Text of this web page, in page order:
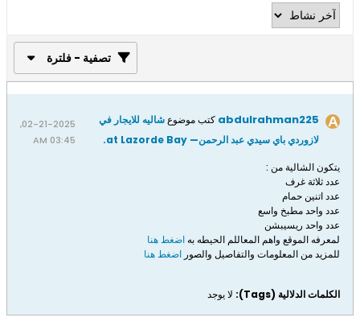
تصفية - فلترة
abdulrahman225 كتب موضوعشاليه للايجار في
لازوردي باي سيدي عبد الرحمن— at Lazorde Bay.
02-21-2025,
03:45 AM
يتكون الشالية من :
عدد ثلاثة غرف
عدد اتنين حمام
عدد واحد مطبخ واسع
عدد واحد ريسيبشن
لمعرفه الموقع واهم المعاللم الحيطه بهاضغط هنا
للمزيد من المعلومات والتفاصيل والصور اضغط هنا
الكلمات الدلالية (Tags): لا يوجد